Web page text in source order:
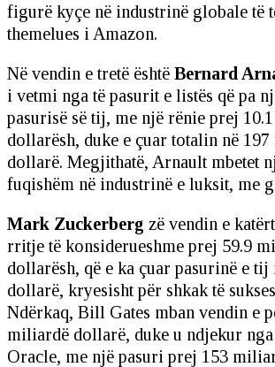
figurë kyçe në industrinë globale të
themelues i Amazon.
Në vendin e tretë është Bernard
i vetmi nga të pasurit e listës që pa
pasurisë së tij, me një rënie prej
dollarësh, duke e çuar totalin në
dollarë. Megjithatë, Arnault mbetet
fuqishëm në industrinë e luksit, me
Mark Zuckerberg zë vendin e
rritje të konsiderueshme prej 59.9
dollarësh, që e ka çuar pasurinë e
dollarë, kryesisht për shkak të
Ndërkaq, Bill Gates mban vendin e
miliardë dollarë, duke u ndjekur
Oracle, me një pasuri prej 153